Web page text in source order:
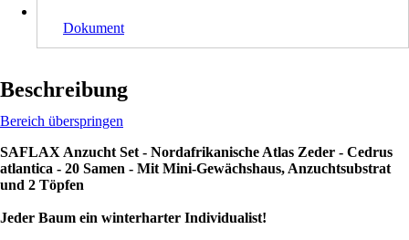
Dokument
Beschreibung
Bereich überspringen
SAFLAX Anzucht Set - Nordafrikanische Atlas Zeder - Cedrus
atlantica - 20 Samen - Mit Mini-Gewächshaus, Anzuchtsubstrat
und 2 Töpfen
Jeder Baum ein winterharter Individualist!